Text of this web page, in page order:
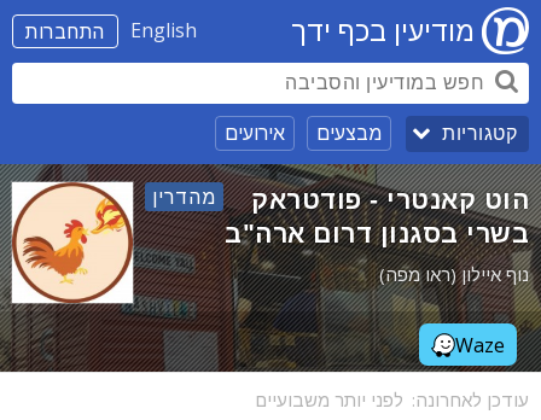
התחברות English מודיעין בכף ידך
קטגוריות מבצעים אירועים
מהדרין‎
הוט קאנטרי - פודטראק
בשרי בסגנון דרום ארה"ב
נוף איילון (ראו מפה)
Waze
עודכן לאחרונה: לפני יותר משבועיים